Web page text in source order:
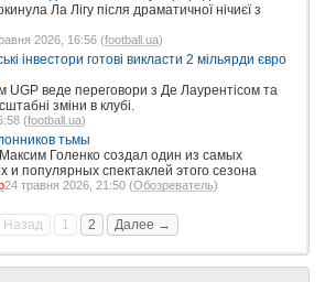
Ла Лігу після драматичної нічиєї з
2026, 16:56 (football.ua)
інвестори готові викласти 2 мільярди євро
UGP веде переговори з Де Лаурентісом та
зміни в клубі.
(football.ua)
тьмы
Голенко создал один из самых
и популярных спектаклей этого сезона
24 травня 2026, 21:50 (Обозреватель)
1 2 Далее →